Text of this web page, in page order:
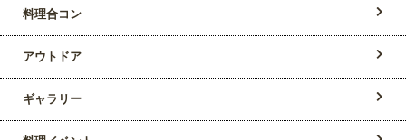
料理合コン
アウトドア
ギャラリー